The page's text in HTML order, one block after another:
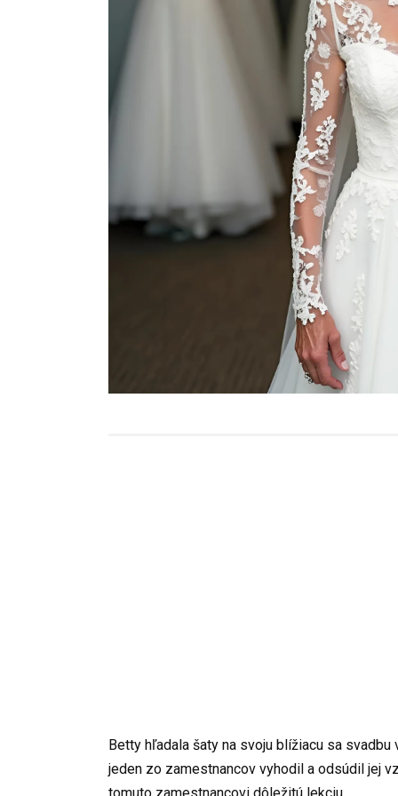
Betty hľadala šaty na svoju blížiacu sa
jeden zo zamestnancov vyhodil a odsúdil jej